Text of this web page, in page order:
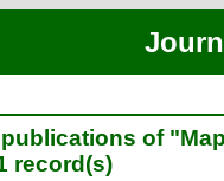
of
record(s)